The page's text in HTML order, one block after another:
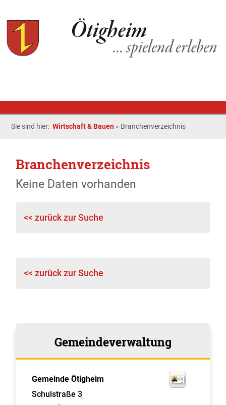
Sie sind hier:Wirtschaft & Bauen » Branchenverzeichnis
Branchenverzeichnis
Keine Daten vorhanden
<< zurück zur Suche
<< zurück zur Suche
Gemeindeverwaltung
Gemeinde Ötigheim
Schulstraße 3